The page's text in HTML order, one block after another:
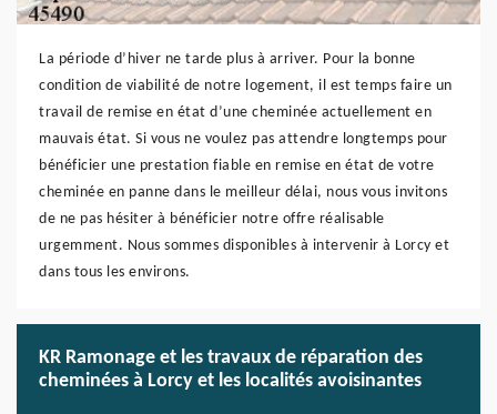
La période d’hiver ne tarde plus à arriver. Pour la bonne
condition de viabilité de notre logement, il est temps faire un
travail de remise en état d’une cheminée actuellement en
mauvais état. Si vous ne voulez pas attendre longtemps pour
bénéficier une prestation fiable en remise en état de votre
cheminée en panne dans le meilleur délai, nous vous invitons
de ne pas hésiter à bénéficier notre offre réalisable
urgemment. Nous sommes disponibles à intervenir à Lorcy et
dans tous les environs.
KR Ramonage et les travaux de réparation des
cheminées à Lorcy et les localités avoisinantes